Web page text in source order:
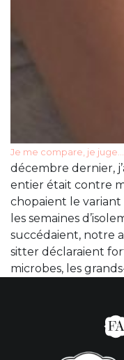
Je me compare, je juge…
décembre dernier,
entier était contre
chopaient le variant
les semaines
succédaient, notre
sitter déclaraient
microbes, les